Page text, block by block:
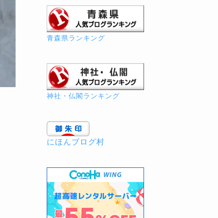
青森県ランキング
神社・仏閣ランキング
にほんブログ村